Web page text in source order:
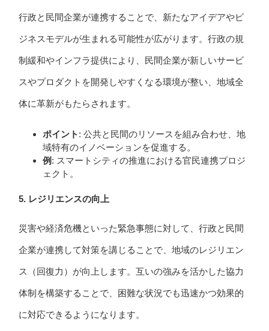
行政と民間企業が連携することで、新たなアイデアやビ
ジネスモデルが生まれる可能性が広がります。行政の規
制緩和やインフラ提供により、民間企業が新しいサービ
スやプロダクトを開発しやすくなる環境が整い、地域全
体に革新がもたらされます。
ポイント : 公共と民間のリソースを組み合わせ、地
域特有のイノベーションを促進する。
例 : スマートシティの推進における官民連携プロジ
ェクト。
5. レジリエンスの向上
災害や経済危機といった緊急事態に対して、行政と民間
企業が連携して対策を講じることで、地域のレジリエン
ス（回復力）が向上します。互いの強みを活かした協力
体制を構築することで、困難な状況でも迅速かつ効果的
に対応できるようになります。